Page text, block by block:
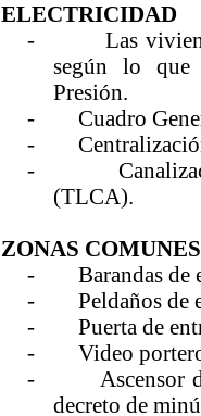
ELECTRICIDAD
-
Las
según lo que
Presión.
-
Cuadro
-
-
(TLCA).
ZONAS COMUNES
-
Barandas de
-
Peldaños de
-
Puerta de
-
Video
-
Ascensor
decreto de